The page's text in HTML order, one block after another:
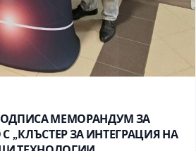
МЕМОРАНДУМ ЗА
„КЛЪСТЕР ЗА ИНТЕГРАЦИЯ НА